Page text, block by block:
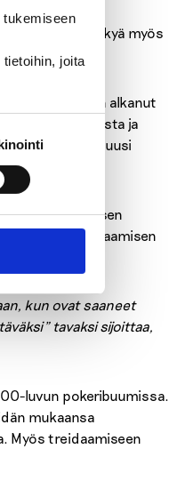
joita
alkanut
on alkanut näkyä myös
on alkanut
ammattilaisista ja
Vastaajista kuusi
rahapelaamisen
kryptotreidaamisen
kun ovat saaneet
tavaksi sijoittaa,
luvun pokeribuumissa.
mukaansa
Myös treidaamiseen